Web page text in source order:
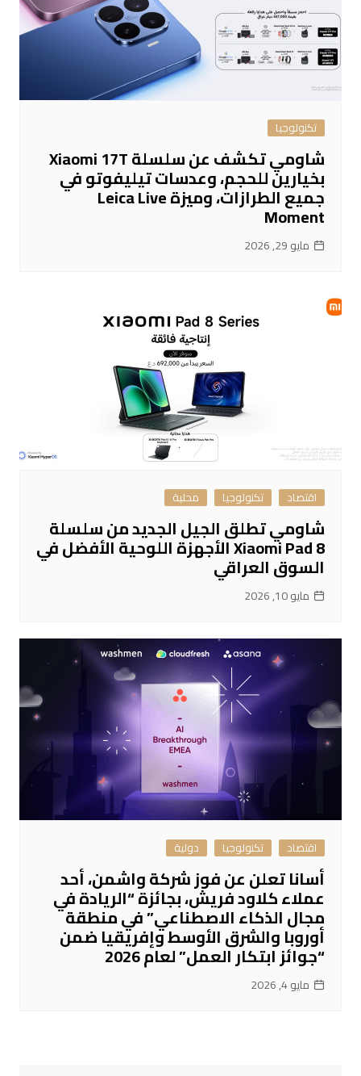
تكنولوجيا
شاومي تكشف عن سلسلة Xiaomi 17T
بخيارين للحجم، وعدسات تيليفوتو في
جميع الطرازات، وميزة Leica Live
Moment
مايو 29, 2026
اقتصاد تكنولوجيا محلية
شاومي تطلق الجيل الجديد من سلسلة
Xiaomi Pad 8 الأجهزة اللوحية الأفضل في
السوق العراقي
مايو 10, 2026
اقتصاد تكنولوجيا دولية
أسانا تعلن عن فوز شركة واشمن، أحد
عملاء كلاود فريش، بجائزة “الريادة في
مجال الذكاء الاصطناعي” في منطقة
أوروبا والشرق الأوسط وإفريقيا ضمن
“جوائز ابتكار العمل” لعام 2026
مايو 4, 2026